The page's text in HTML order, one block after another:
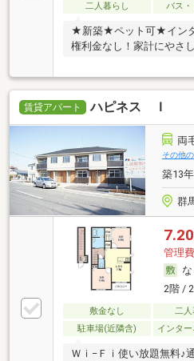
二人暮らし
バス
★新築★ペット可★イン
権利金なし！家計にやさ
賃貸アパート ハピネス Ｉ
両
その他
築13
群
7.20
管理
な
2階 /
敷金なし 二人
駐車場(近隣含)
インタ
Ｗｉ−Ｆｉ使い放題無料♪